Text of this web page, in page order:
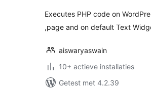
Executes PHP code on
,page and on default Text
aiswaryaswain
10+ actieve installaties
Getest met 4.2.39